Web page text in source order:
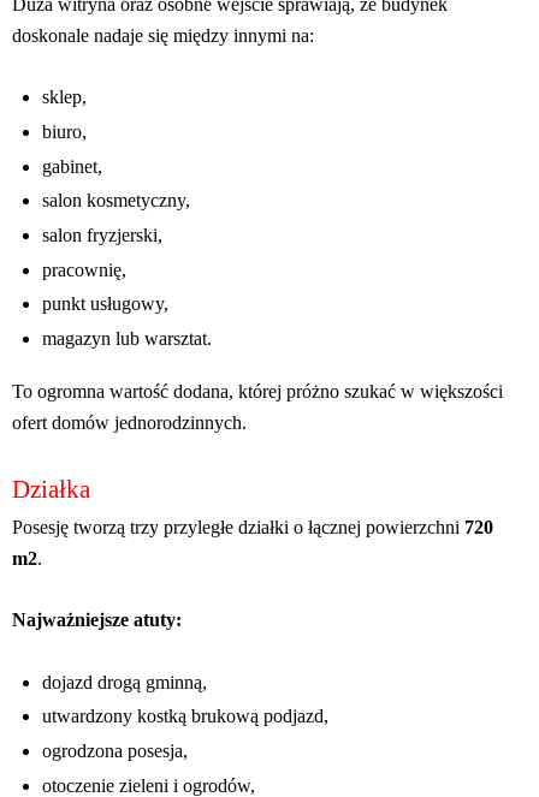
doskonale nadaje się między innymi na:
sklep,
biuro,
gabinet,
salon kosmetyczny,
salon fryzjerski,
pracownię,
punkt usługowy,
magazyn lub warsztat.
To ogromna wartość dodana, której próżno szukać w większości
ofert domów jednorodzinnych.
Działka
Posesję tworzą trzy przyległe działki o łącznej powierzchni 720
m2.
Najważniejsze atuty:
dojazd drogą gminną,
utwardzony kostką brukową podjazd,
ogrodzona posesja,
otoczenie zieleni i ogrodów,